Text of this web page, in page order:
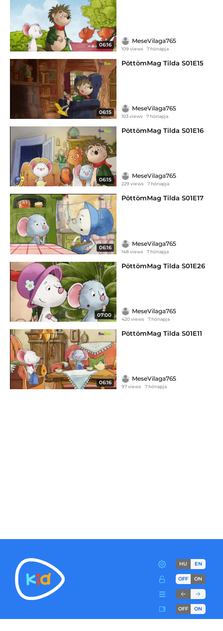
06:16
MeseVilaga765
109 views 7 hónapja
06:15
PöttömMag Tilda S01E15
MeseVilaga765
103 views 7 hónapja
06:15
PöttömMag Tilda S01E16
MeseVilaga765
229 views 7 hónapja
06:16
PöttömMag Tilda S01E17
MeseVilaga765
148 views 7 hónapja
07:00
PöttömMag Tilda S01E26
MeseVilaga765
420 views 7 hónapja
06:16
PöttömMag Tilda S01E11
MeseVilaga765
97 views 7 hónapja
HU EN
OFF ON
OFF ON